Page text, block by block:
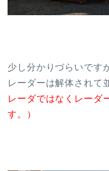
少し分かりづらいです
レーダーは解体されて
レーダではなくレーダ
す。）